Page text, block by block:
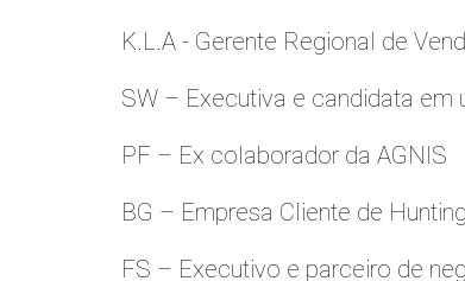
K.L.A - Gerente Regional de
SW – Executiva e candidata em
PF – Ex colaborador da AGNIS
BG – Empresa Cliente de Hunting
FS – Executivo e parceiro de